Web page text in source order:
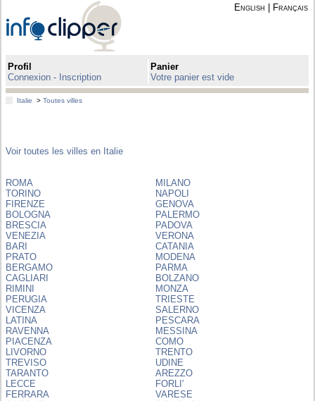
English Français
Profil
Connexion - Inscription
Panier
Votre panier est vide
Italie >Toutes villes
Voir toutes les villes en Italie
ROMA
MILANO
TORINO
NAPOLI
FIRENZE
GENOVA
BOLOGNA
PALERMO
BRESCIA
PADOVA
VENEZIA
VERONA
BARI
CATANIA
PRATO
MODENA
BERGAMO
PARMA
CAGLIARI
BOLZANO
RIMINI
MONZA
PERUGIA
TRIESTE
VICENZA
SALERNO
LATINA
PESCARA
RAVENNA
MESSINA
PIACENZA
COMO
LIVORNO
TRENTO
TREVISO
UDINE
TARANTO
AREZZO
LECCE
FORLI'
FERRARA
VARESE